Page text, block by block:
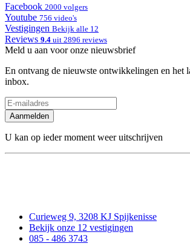
Facebook 2000 volgers
Youtube 756 video's
Vestigingen Bekijk alle 12
Reviews 9.4 uit 2896 reviews
Meld u aan voor onze nieuwsbrief
En ontvang de nieuwste ontwikkelingen en het
inbox.
Aanmelden
U kan op ieder moment weer uitschrijven
Curieweg 9, 3208 KJ Spijkenisse
Bekijk onze 12 vestigingen
085 - 486 3743